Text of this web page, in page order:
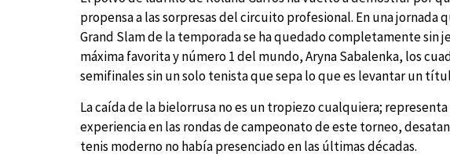
propensa a las sorpresas del circuito profesional. En una jornada
Grand Slam de la temporada se ha quedado completamente sin
máxima favorita y número 1 del mundo, Aryna Sabalenka, los
semifinales sin un solo tenista que sepa lo que es levantar un
La caída de la bielorrusa no es un tropiezo cualquiera;
experiencia en las rondas de campeonato de este torneo,
tenis moderno no había presenciado en las últimas décadas.